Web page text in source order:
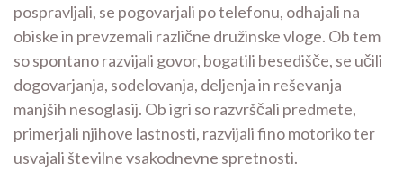
pospravljali, se pogovarjali po telefonu, odhajali na
obiske in prevzemali različne družinske vloge. Ob tem
so spontano razvijali govor, bogatili besedišče, se učili
dogovarjanja, sodelovanja, deljenja in reševanja
manjših nesoglasij. Ob igri so razvrščali predmete,
primerjali njihove lastnosti, razvijali fino motoriko ter
usvajali številne vsakodnevne spretnosti.